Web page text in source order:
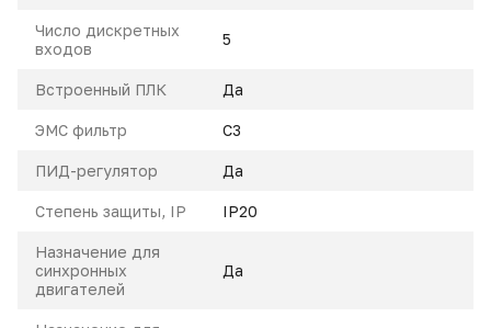
Число дискретных
входов
5
Встроенный ПЛК Да
ЭМС фильтр С3
ПИД-регулятор Да
Степень защиты, IP IP20
Назначение для
синхронных
двигателей
Да